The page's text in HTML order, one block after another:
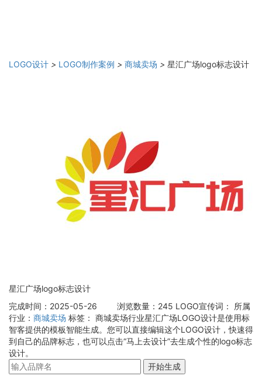
LOGO设计 > LOGO制作案例 > 商城卖场 > 星汇广场logo标志设计
星汇广场logo标志设计
完成时间：2025-05-26
浏览数量：245 LOGO宣传词：
所属
行业： 商城卖场 标签： 商城卖场行业星汇广场LOGO设计是使用标
智客提供的模板智能生成。您可以直接编辑这个LOGO设计，快速得
到自己的品牌标志，也可以点击“马上去设计”去生成个性的logo标志
设计。
开始生成